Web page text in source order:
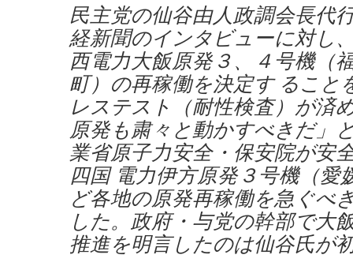
民主党の仙谷由人政調会長代
経新聞のインタビューに対し
西電力大飯原発３、４号機（
町）の再稼働を決定す ること
レステスト（耐性検査）が済
原発も粛々と動かすべきだ」
業省原子力安全・保安院が安
四国 電力伊方原発３号機（愛
ど各地の原発再稼働を急ぐべ
した。政府・与党の幹部で大
推進を明言したのは仙谷氏が